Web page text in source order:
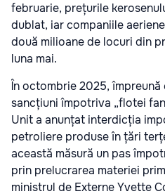
februarie, prețurile
dublat, iar companiile
două milioane de locuri din
luna mai.
În octombrie 2025,
sancțiuni împotriva „flotei
Unit a anunțat interdicția
petroliere produse în țări
această măsură un pas
prin prelucrarea materiei
ministrul de Externe Yvette